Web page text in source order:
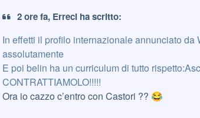
2 ore fa, Erreci ha scritto:
In effetti il profilo internazionale annunciato
assolutamente
E poi belin ha un curriculum di tutto
CONTRATTIAMOLO!!!!!
Ora io cazzo c’entro con Castori ?? 😂